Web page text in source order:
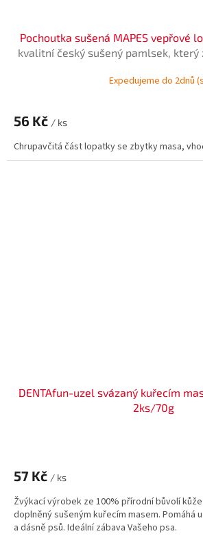
Pochoutka sušená MAPES vepřové
kvalitní český sušený pamlsek, který
zdravějšímu chrupu
Expedujeme do 2dnů
56 Kč / ks
Chrupavčitá část lopatky se zbytky masa,
DENTAfun-uzel svázaný kuřecím
2ks/70g
57 Kč / ks
Žvýkací výrobek ze 100% přírodní bůvolí
doplněný sušeným kuřecím masem. Pomáhá
a dásně psů. Ideální zábava Vašeho psa.